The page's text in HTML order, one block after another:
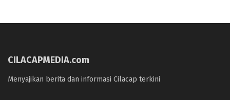
CILACAPMEDIA.com
Menyajikan berita dan informasi Cilacap terkini